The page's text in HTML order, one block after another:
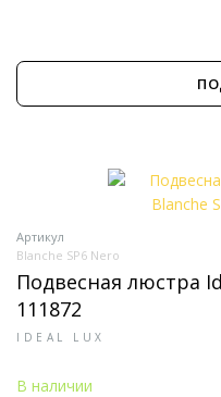
Артикул
Blanche SP6 Nero
Подвесная люстра
111872
IDEAL LUX
В наличии